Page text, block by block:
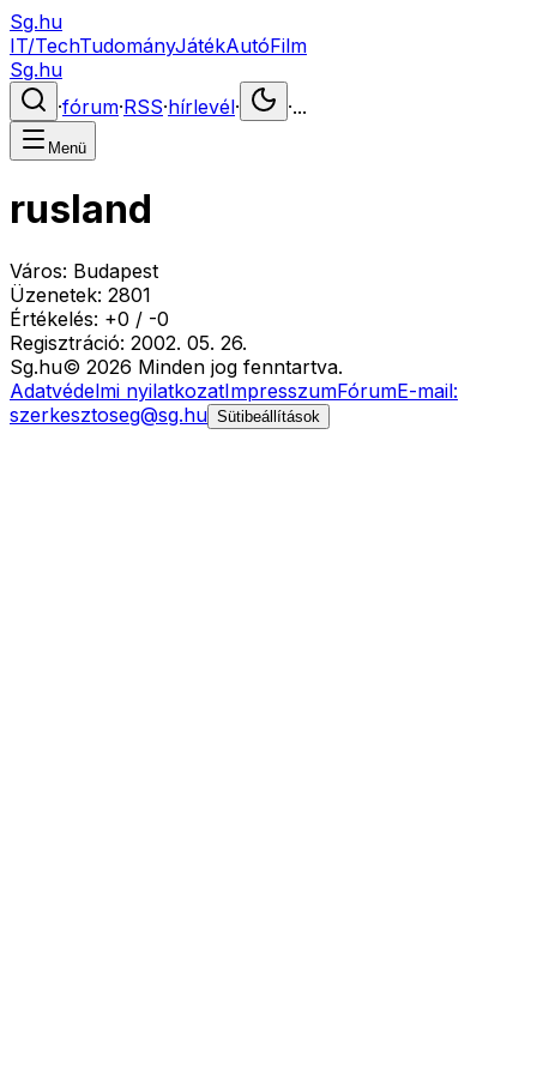
Sg.hu
IT/TechTudományJátékAutóFilm
Sg.hu
·fórum·RSS·hírlevél· ·...
Menü
rusland
Város: Budapest
Üzenetek: 2801
Értékelés: +0 / -0
Regisztráció: 2002. 05. 26.
Sg.hu© 2026 Minden jog fenntartva.
Adatvédelmi nyilatkozatImpresszumFórumE-mail:
szerkesztoseg@sg.hu Sütibeállítások